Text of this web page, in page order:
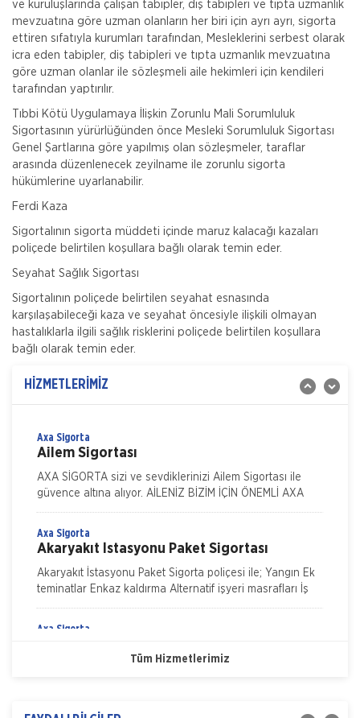
ve kuruluşlarında çalışan tabipler, diş tabipleri ve tıpta uzmanlık
mevzuatına göre uzman olanların her biri için ayrı ayrı, sigorta
ettiren sıfatıyla kurumları tarafından, Mesleklerini serbest olarak
icra eden tabipler, diş tabipleri ve tıpta uzmanlık mevzuatına
göre uzman olanlar ile sözleşmeli aile hekimleri için kendileri
tarafından yaptırılır.
Tıbbi Kötü Uygulamaya İlişkin Zorunlu Mali Sorumluluk
Sigortasının yürürlüğünden önce Mesleki Sorumluluk Sigortası
Genel Şartlarına göre yapılmış olan sözleşmeler, taraflar
arasında düzenlenecek zeyilname ile zorunlu sigorta
hükümlerine uyarlanabilir.
Ferdi Kaza
Sigortalının sigorta müddeti içinde maruz kalacağı kazaları
poliçede belirtilen koşullara bağlı olarak temin eder.
Seyahat Sağlık Sigortası
Sigortalının poliçede belirtilen seyahat esnasında
karşılaşabileceği kaza ve seyahat öncesiyle ilişkili olmayan
hastalıklarla ilgili sağlık risklerini poliçede belirtilen koşullara
bağlı olarak temin eder.
HİZMETLERİMİZ
Aksigorta
yangın, infilak, tsunami ve yer kaymasının sigortalı
binalarda neden olacağı hasarlara karşı güvence sağlar.
Teminatı Doğal Afetler
Aksigorta
İş Yeri Sigortası
İş yeri Paket Sigortası siz iş yeri sahipleri düşünülerek
Axa Sigorta
Ailem Sigortası
AXA SİGORTA sizi ve sevdiklerinizi Ailem Sigortası ile
güvence altına alıyor. AİLENİZ BİZİM İÇİN ÖNEMLİ AXA
SİGORTA sizi ve/veya ailenizi, ferdi kaza teminatları il
Axa Sigorta
Akaryakıt İstasyonu Paket Sigortası
Akaryakıt İstasyonu Paket Sigorta poliçesi ile; Yangın Ek
teminatlar Enkaz kaldırma Alternatif işyeri masrafları İş
durması Cam kırılması Grev, lokavt, halk hareke
Axa Sigorta
Tüm Hizmetlerimiz
Nakliye Hasarı İçin Gerekli Bilgiler